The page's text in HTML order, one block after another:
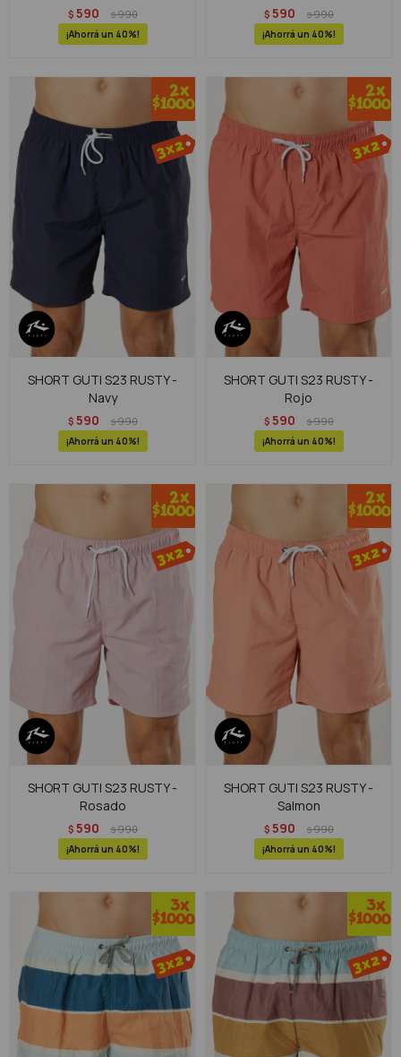
$ 590 $990
40
$ 590 $990
40
SHORT GUTI S23 RUSTY -
Navy
$ 590 $990
40
SHORT GUTI S23 RUSTY -
Rojo
$ 590 $990
40
SHORT GUTI S23 RUSTY -
Rosado
$ 590 $990
40
SHORT GUTI S23 RUSTY -
Salmon
$ 590 $990
40